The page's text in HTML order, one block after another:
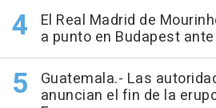
El Real Madrid de
a punto en Budapest
Guatemala.- Las
anuncian el fin de la